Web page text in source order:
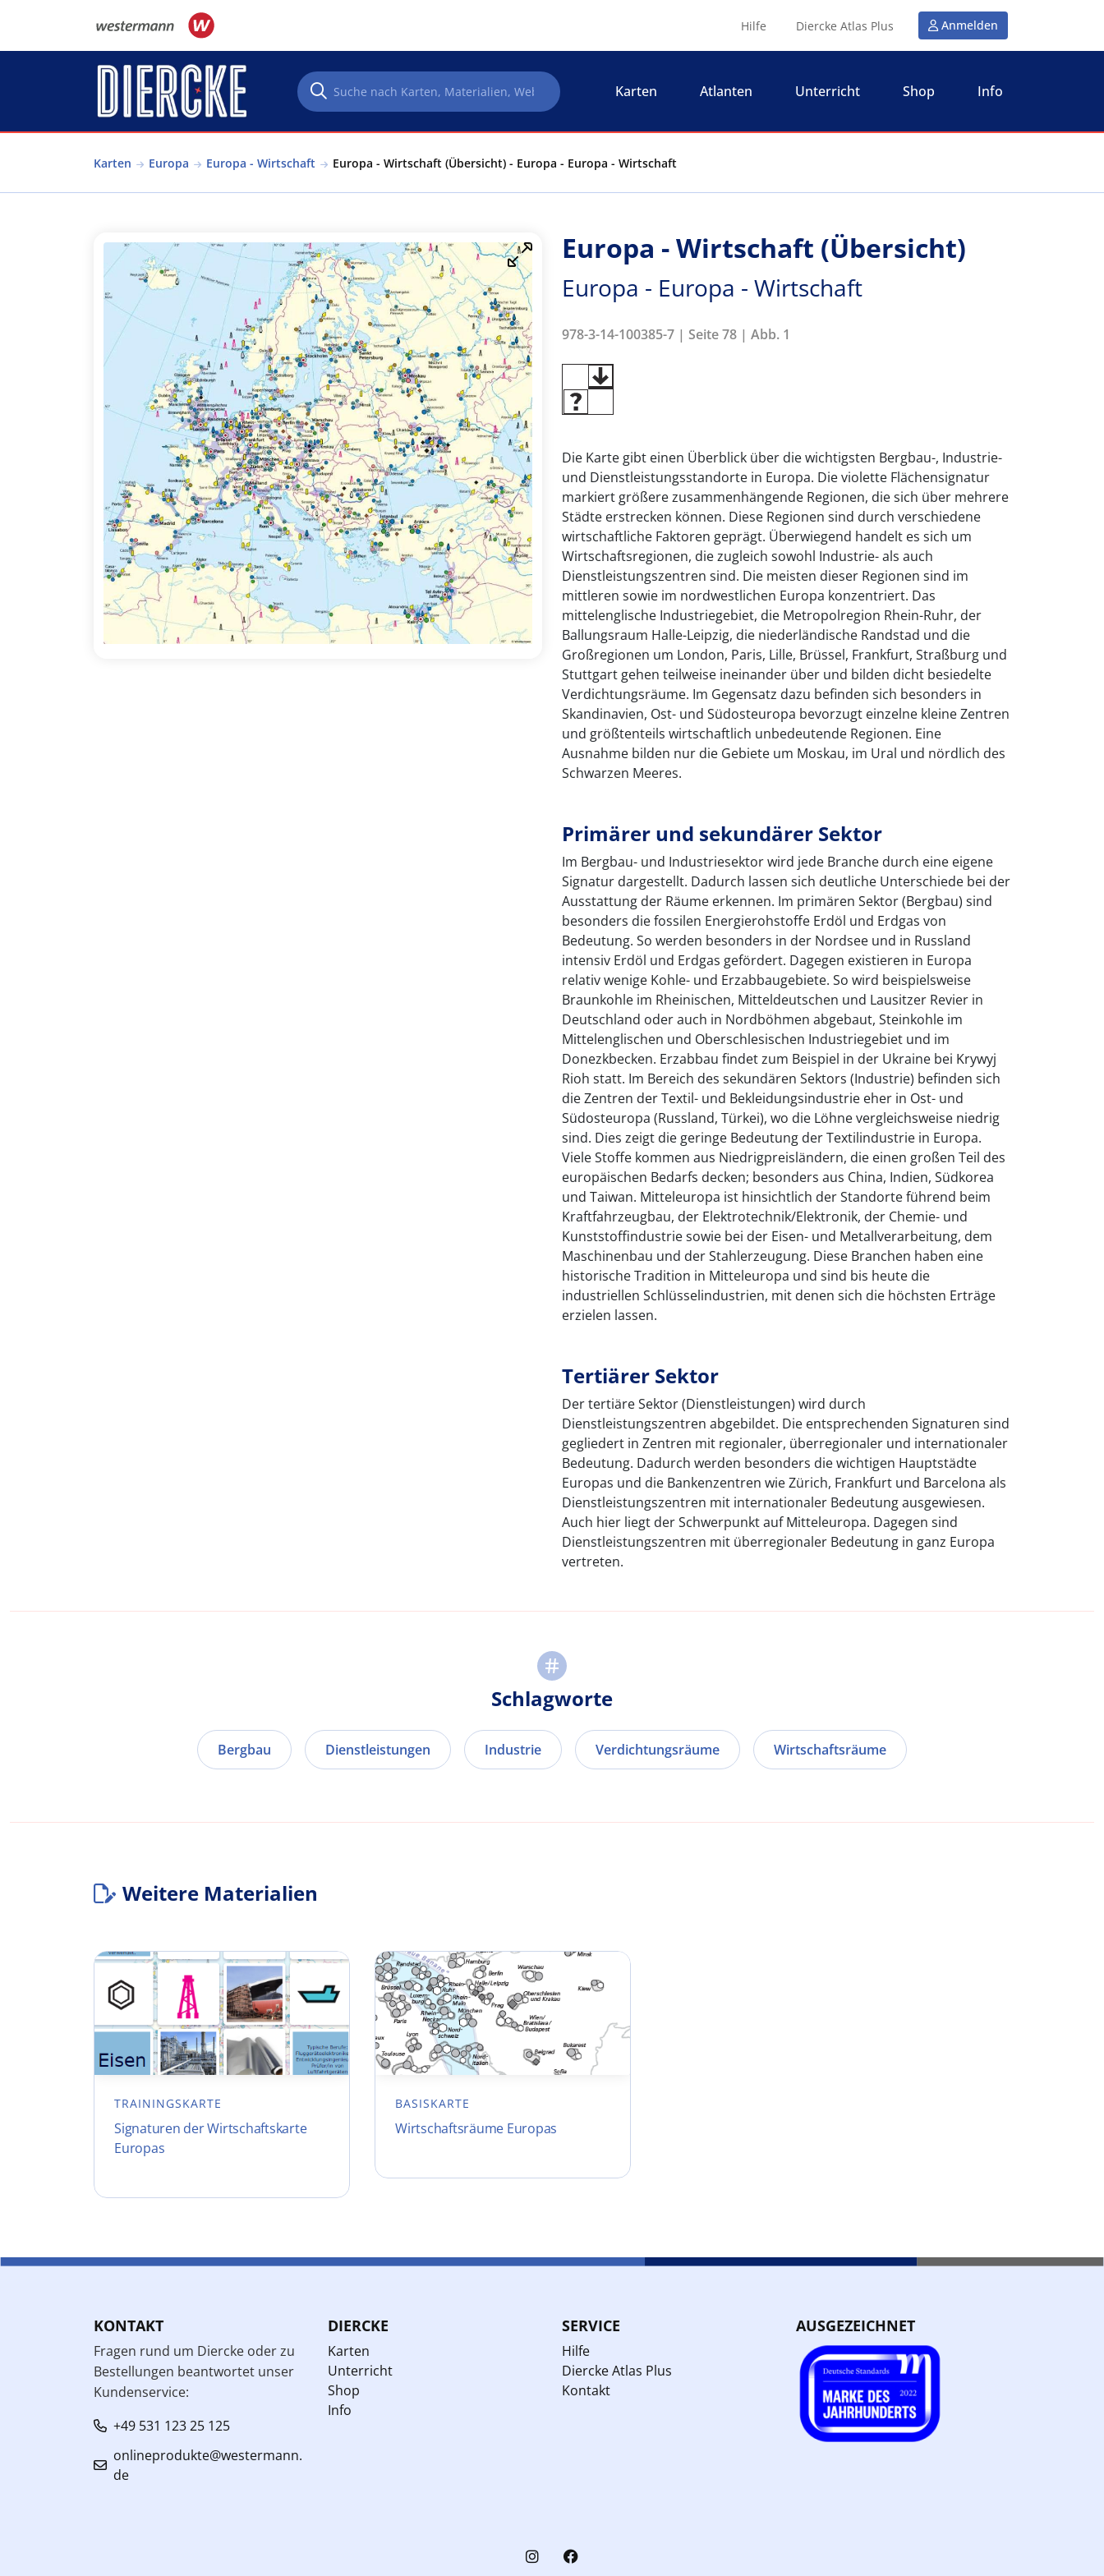
Hilfe Diercke Atlas Plus Anmelden
Karten Atlanten Unterricht Shop Info
Karten Europa Europa - Wirtschaft Europa - Wirtschaft (Übersicht) - Europa - Europa - Wirtschaft
Europa - Wirtschaft (Übersicht)
Europa - Europa - Wirtschaft
978-3-14-100385-7 | Seite 78 | Abb. 1
Die Karte gibt einen Überblick über die wichtigsten Bergbau-, Industrie-
und Dienstleistungsstandorte in Europa. Die violette Flächensignatur
markiert größere zusammenhängende Regionen, die sich über mehrere
Städte erstrecken können. Diese Regionen sind durch verschiedene
wirtschaftliche Faktoren geprägt. Überwiegend handelt es sich um
Wirtschaftsregionen, die zugleich sowohl Industrie- als auch
Dienstleistungszentren sind. Die meisten dieser Regionen sind im
mittleren sowie im nordwestlichen Europa konzentriert. Das
mittelenglische Industriegebiet, die Metropolregion Rhein-Ruhr, der
Ballungsraum Halle-Leipzig, die niederländische Randstad und die
Großregionen um London, Paris, Lille, Brüssel, Frankfurt, Straßburg und
Stuttgart gehen teilweise ineinander über und bilden dicht besiedelte
Verdichtungsräume. Im Gegensatz dazu befinden sich besonders in
Skandinavien, Ost- und Südosteuropa bevorzugt einzelne kleine Zentren
und größtenteils wirtschaftlich unbedeutende Regionen. Eine
Ausnahme bilden nur die Gebiete um Moskau, im Ural und nördlich des
Schwarzen Meeres.
Primärer und sekundärer Sektor
Im Bergbau- und Industriesektor wird jede Branche durch eine eigene
Signatur dargestellt. Dadurch lassen sich deutliche Unterschiede bei der
Ausstattung der Räume erkennen. Im primären Sektor (Bergbau) sind
besonders die fossilen Energierohstoffe Erdöl und Erdgas von
Bedeutung. So werden besonders in der Nordsee und in Russland
intensiv Erdöl und Erdgas gefördert. Dagegen existieren in Europa
relativ wenige Kohle- und Erzabbaugebiete. So wird beispielsweise
Braunkohle im Rheinischen, Mitteldeutschen und Lausitzer Revier in
Deutschland oder auch in Nordböhmen abgebaut, Steinkohle im
Mittelenglischen und Oberschlesischen Industriegebiet und im
Donezkbecken. Erzabbau findet zum Beispiel in der Ukraine bei Krywyj
Rioh statt. Im Bereich des sekundären Sektors (Industrie) befinden sich
die Zentren der Textil- und Bekleidungsindustrie eher in Ost- und
Südosteuropa (Russland, Türkei), wo die Löhne vergleichsweise niedrig
sind. Dies zeigt die geringe Bedeutung der Textilindustrie in Europa.
Viele Stoffe kommen aus Niedrigpreisländern, die einen großen Teil des
europäischen Bedarfs decken; besonders aus China, Indien, Südkorea
und Taiwan. Mitteleuropa ist hinsichtlich der Standorte führend beim
Kraftfahrzeugbau, der Elektrotechnik/Elektronik, der Chemie- und
Kunststoffindustrie sowie bei der Eisen- und Metallverarbeitung, dem
Maschinenbau und der Stahlerzeugung. Diese Branchen haben eine
historische Tradition in Mitteleuropa und sind bis heute die
industriellen Schlüsselindustrien, mit denen sich die höchsten Erträge
erzielen lassen.
Tertiärer Sektor
Der tertiäre Sektor (Dienstleistungen) wird durch
Dienstleistungszentren abgebildet. Die entsprechenden Signaturen sind
gegliedert in Zentren mit regionaler, überregionaler und internationaler
Bedeutung. Dadurch werden besonders die wichtigen Hauptstädte
Europas und die Bankenzentren wie Zürich, Frankfurt und Barcelona als
Dienstleistungszentren mit internationaler Bedeutung ausgewiesen.
Auch hier liegt der Schwerpunkt auf Mitteleuropa. Dagegen sind
Dienstleistungszentren mit überregionaler Bedeutung in ganz Europa
vertreten.
Schlagworte
Bergbau Dienstleistungen Industrie Verdichtungsräume Wirtschaftsräume
Weitere Materialien
TRAININGSKARTE
Signaturen der Wirtschaftskarte
Europas
BASISKARTE
Wirtschaftsräume Europas
KONTAKT
Fragen rund um Diercke oder zu
Bestellungen beantwortet unser
Kundenservice:
+49 531 123 25 125
onlineprodukte@westermann.
de
DIERCKE
Karten
Unterricht
Shop
Info
SERVICE
Hilfe
Diercke Atlas Plus
Kontakt
AUSGEZEICHNET